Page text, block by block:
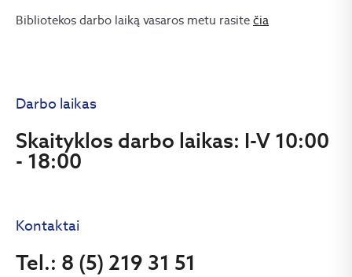
Bibliotekos darbo laiką vasaros metu rasite čia
Darbo laikas
Skaityklos darbo laikas: I-V 10:00
- 18:00
Kontaktai
Tel.: 8 (5) 219 31 51